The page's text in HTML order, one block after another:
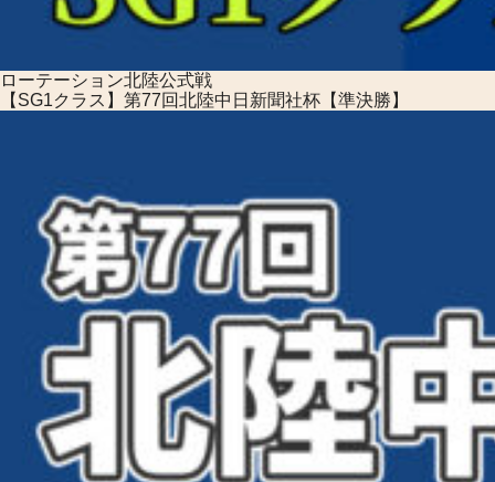
ローテーション北陸公式戦
【SG1クラス】第77回北陸中日新聞社杯【準決勝】